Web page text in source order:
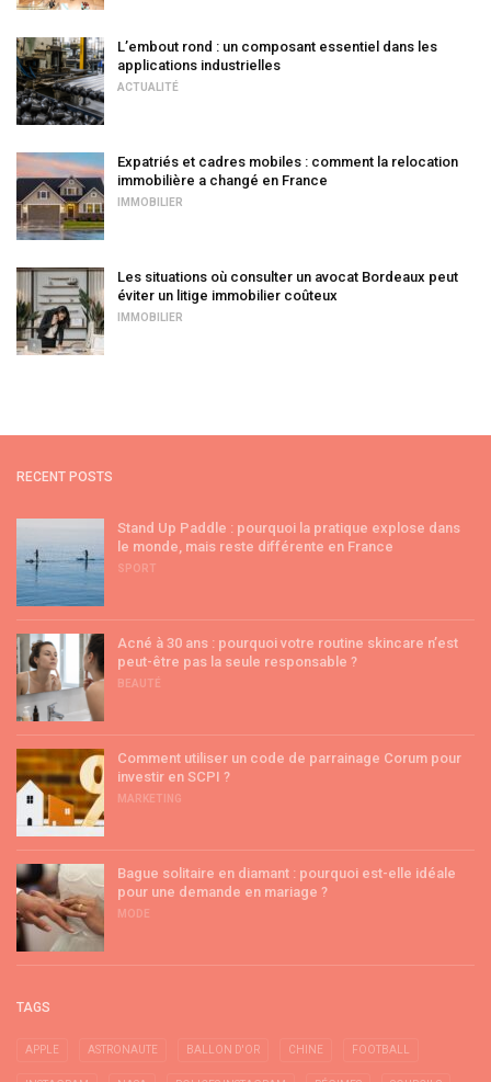
L’embout rond : un composant essentiel dans les
applications industrielles
ACTUALITÉ
Expatriés et cadres mobiles : comment la relocation
immobilière a changé en France
IMMOBILIER
Les situations où consulter un avocat Bordeaux peut
éviter un litige immobilier coûteux
IMMOBILIER
RECENT POSTS
Stand Up Paddle : pourquoi la pratique explose dans
le monde, mais reste différente en France
SPORT
Acné à 30 ans : pourquoi votre routine skincare n’est
peut-être pas la seule responsable ?
BEAUTÉ
Comment utiliser un code de parrainage Corum pour
investir en SCPI ?
MARKETING
Bague solitaire en diamant : pourquoi est-elle idéale
pour une demande en mariage ?
MODE
TAGS
APPLE ASTRONAUTE BALLON D'OR CHINE FOOTBALL